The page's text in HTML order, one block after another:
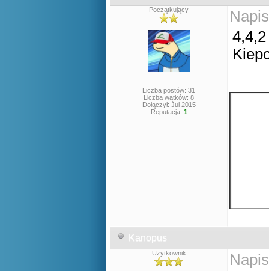
Początkujący
Liczba postów: 31
Liczba wątków: 8
Dołączył: Jul 2015
Reputacja: 1
4,4,2
Kanopus
Użytkownik